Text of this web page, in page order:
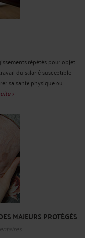
répétés pour objet
du salarié susceptible
sa santé physique ou
>
MAJEURS PROTÉGÉS